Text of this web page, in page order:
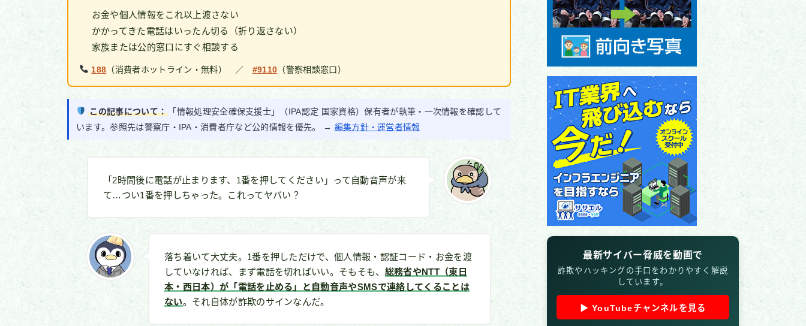
お金や個人情報をこれ以上渡さない
かかってきた電話はいったん切る（折り返さない）
家族または公的窓口にすぐ相談する
188 （消費者ホットライン・無料） ／ #9110 （警察相談窓口）
この記事について：
「情報処理安全確保支援士」（IPA認定 国家資格）保有者が執筆・一次情報を確認して
います。参照先は警察庁・IPA・消費者庁など公的情報を優先。 → 編集方針・運営者情報
「2時間後に電話が止まります、1番を押してください」って自動音声が来
て…つい1番を押しちゃった。これってヤバい？
落ち着いて大丈夫。1番を押しただけで、個人情報・認証コード・お金を渡
していなければ、まず電話を切ればいい。そもそも、 総務省やNTT（東日
本・西日本）が「電話を止める」と自動音声やSMSで連絡してくることは
ない。それ自体が詐欺のサインなんだ。
最新サイバー脅威を動画で
詐欺やハッキングの手口をわかりやすく解説
しています。
▶ YouTubeチャンネルを見る